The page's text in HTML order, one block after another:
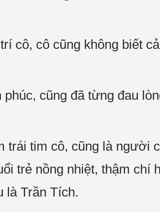
cô, cô cũng không biết
cũng đã từng đau
trái tim cô, cũng là người
trẻ nồng nhiệt, thậm chí
là Trần Tích.